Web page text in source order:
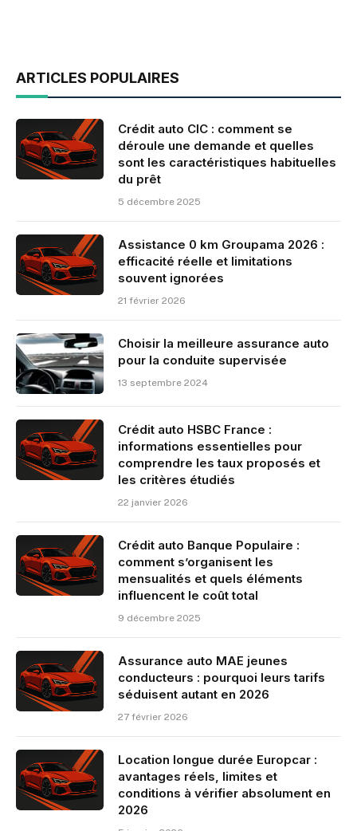
ARTICLES POPULAIRES
Crédit auto CIC : comment se
déroule une demande et quelles
sont les caractéristiques habituelles
du prêt
5 décembre 2025
Assistance 0 km Groupama 2026 :
efficacité réelle et limitations
souvent ignorées
21 février 2026
Choisir la meilleure assurance auto
pour la conduite supervisée
13 septembre 2024
Crédit auto HSBC France :
informations essentielles pour
comprendre les taux proposés et
les critères étudiés
22 janvier 2026
Crédit auto Banque Populaire :
comment s’organisent les
mensualités et quels éléments
influencent le coût total
9 décembre 2025
Assurance auto MAE jeunes
conducteurs : pourquoi leurs tarifs
séduisent autant en 2026
27 février 2026
Location longue durée Europcar :
avantages réels, limites et
conditions à vérifier absolument en
2026